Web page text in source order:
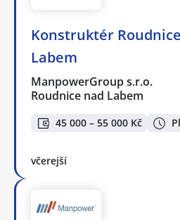
Konstruktér
Labem
ManpowerGroup s.r.o.
Roudnice nad Labem
45 000 – 55 000 Kč
včerejší